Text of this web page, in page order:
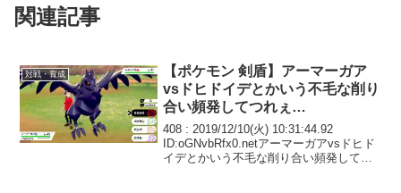
関連記事
対戦・育成
【ポケモン 剣盾】アーマーガア
vsドヒドイデとかいう不毛な削り
合い頻発してつれぇ…
408 : 2019/12/10(火) 10:31:44.92
ID:oGNvbRfx0.netアーマーガアvsドヒド
イデとかいう不毛な削り合い頻発してつ